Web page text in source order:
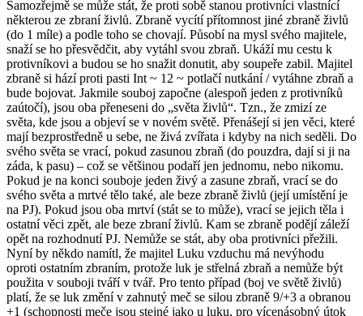
Samozřejmě se může stát, že proti sobě stanou protivníci vlastnící
některou ze zbraní živlů. Zbraně vycítí přítomnost jiné zbraně živlů
(do 1 míle) a podle toho se chovají. Působí na mysl svého majitele,
snaží se ho přesvědčit, aby vytáhl svou zbraň. Ukáží mu cestu k
protivníkovi a budou se ho snažit donutit, aby soupeře zabil. Majitel
zbraně si hází proti pasti Int ~ 12 ~ potlačí nutkání / vytáhne zbraň a
bude bojovat. Jakmile souboj započne (alespoň jeden z protivníků
zaútočí), jsou oba přeneseni do „světa živlů“. Tzn., že zmizí ze
světa, kde jsou a objeví se v novém světě. Přenášejí si jen věci, které
mají bezprostředně u sebe, ne živá zvířata i kdyby na nich seděli. Do
svého světa se vrací, pokud zasunou zbraň (do pouzdra, dají si ji na
záda, k pasu) – což se většinou podaří jen jednomu, nebo nikomu.
Pokud je na konci souboje jeden živý a zasune zbraň, vrací se do
svého světa a mrtvé tělo také, ale beze zbraně živlů (její umístění je
na PJ). Pokud jsou oba mrtví (stát se to může), vrací se jejich těla i
ostatní věci zpět, ale beze zbraní živlů. Kam se zbraně podějí záleží
opět na rozhodnutí PJ. Nemůže se stát, aby oba protivníci přežili.
Nyní by někdo namítl, že majitel Luku vzduchu má nevýhodu
oproti ostatním zbraním, protože luk je střelná zbraň a nemůže být
použita v souboji tváří v tvář. Pro tento případ (boj ve světě živlů)
platí, že se luk změní v zahnutý meč se silou zbraně 9/+3 a obranou
+1 (schopnosti meče jsou stejné jako u luku, pro vícenásobný útok